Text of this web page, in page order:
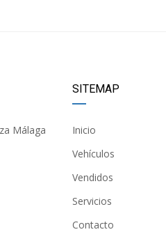
Málaga
SITEMAP
Inicio
Vehículos
Vendidos
Servicios
Contacto